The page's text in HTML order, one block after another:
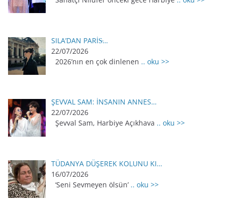
SILA’DAN PARİS̵…
22/07/2026
2026’nın en çok dinlenen .. oku >>
ŞEVVAL SAM: İNSANIN ANNES…
22/07/2026
Şevval Sam, Harbiye Açıkhava .. oku >>
TÜDANYA DÜŞEREK KOLUNU KI…
16/07/2026
‘Seni Sevmeyen ölsün’ .. oku >>